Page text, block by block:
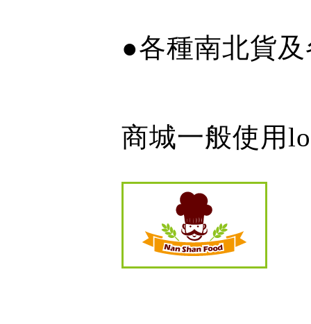
●各種南北貨
商城一般使用